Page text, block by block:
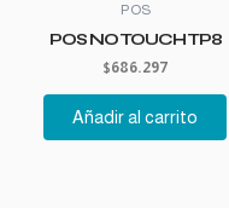
POS
POS NO TOUCH TP8
$686.297
Añadir al carrito